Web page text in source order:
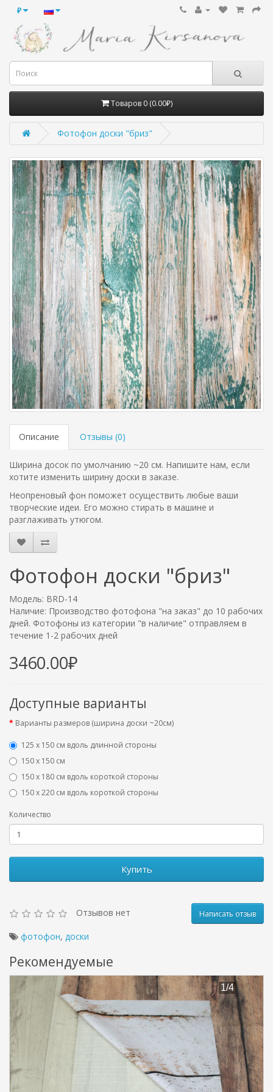
₽
Товаров 0 (0.00₽)
Фотофон доски "бриз"
Описание Отзывы (0)
Ширина досок по умолчанию ~20 см. Напишите нам, если
хотите изменить ширину доски в заказе.
Неопреновый фон поможет осуществить любые ваши
творческие идеи. Его можно стирать в машине и
разглаживать утюгом.
Фотофон доски "бриз"
Модель: BRD-14
Наличие: Производство фотофона "на заказ" до 10 рабочих
дней. Фотофоны из категории "в наличие" отправляем в
течение 1-2 рабочих дней
3460.00₽
Доступные варианты
Варианты размеров (ширина доски ~20см)
125 х 150 см вдоль длинной стороны
150 х 150 см
150 х 180 см вдоль короткой стороны
150 х 220 см вдоль короткой стороны
Количество
Купить
Отзывов нет Написать отзыв
фотофон, доски
Рекомендуемые